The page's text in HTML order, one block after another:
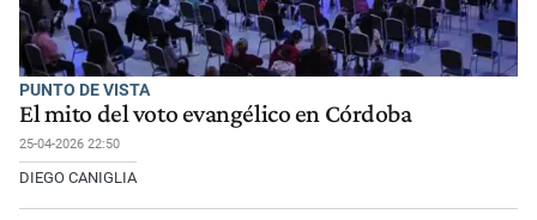
PUNTO DE VISTA
El mito del voto evangélico en Córdoba
25-04-2026 22:50
DIEGO CANIGLIA